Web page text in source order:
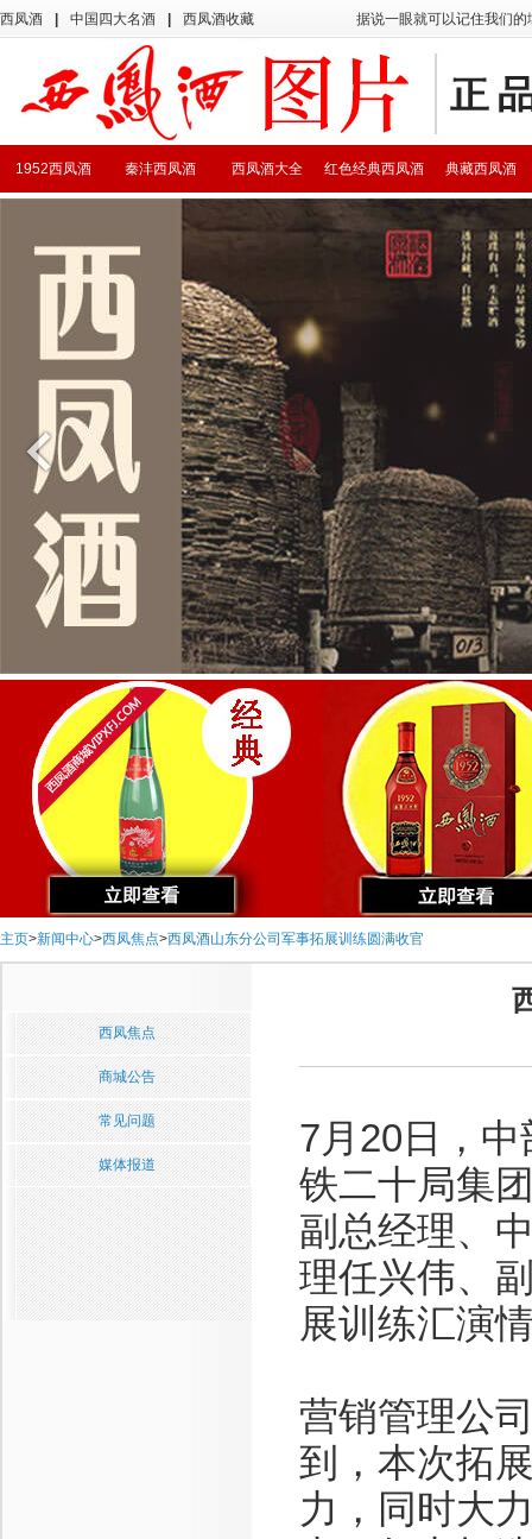
西凤酒 中国四大名酒 西凤酒收藏 据说一眼就可以记住我们
典藏西凤酒
红色经典西凤酒
西凤酒大全
秦沣西凤酒
1952西凤酒
主页>新闻中心>西凤焦点>西凤酒山东分公司军事拓展训练圆满收官
西凤焦点
商城公告
常见问题
媒体报道
7月20日，
铁二十局集
副总经理、
理任兴伟、
展训练汇演
营销管理公
到，本次拓
力，同时大